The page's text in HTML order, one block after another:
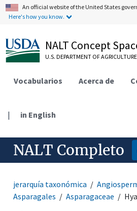
An official website of the United States
Here's how you know.
NALT Concept
U.S. DEPARTMENT OF AGRICULTURE
Vocabularios Acerca de
| in English
NALT Completo
jerarquía taxonómica
Asparagales
Asparagaceae